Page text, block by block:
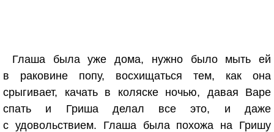
Глаша была уже дома, нужно было мыть ей
в раковине попу, восхищаться тем, как она
срыгивает, качать в коляске ночью, давая Варе
спать и Гриша делал все это, и даже
с удовольствием. Глаша была похожа на Гришу